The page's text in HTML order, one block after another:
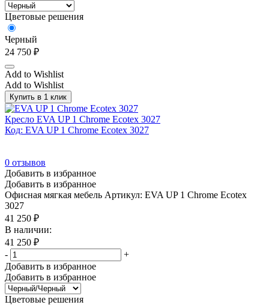
Цветовые решения
Черный
24 750 ₽
Add to Wishlist
Add to Wishlist
Купить в 1 клик
Кресло EVA UP 1 Chrome Ecotex 3027
Код: EVA UP 1 Chrome Ecotex 3027
0 отзывов
Добавить в избранное
Добавить в избранное
Офисная мягкая мебель Артикул: EVA UP 1 Chrome Ecotex
3027
41 250 ₽
В наличии:
41 250 ₽
-
+
Добавить в избранное
Добавить в избранное
Цветовые решения